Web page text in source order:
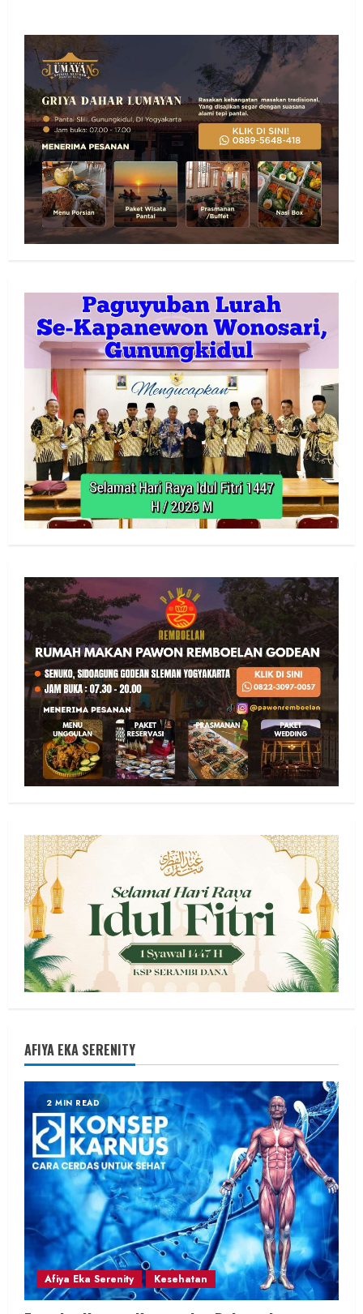
Jogja
–
Solo
Segera
dibuka
Lebaran
2025,
Danang
:
Warga
Sleman
Ngalah
Dulu
Buat
Pelancong
AFIYA EKA SERENITY
2 MIN READ
Afiya Eka Serenity Kesehatan